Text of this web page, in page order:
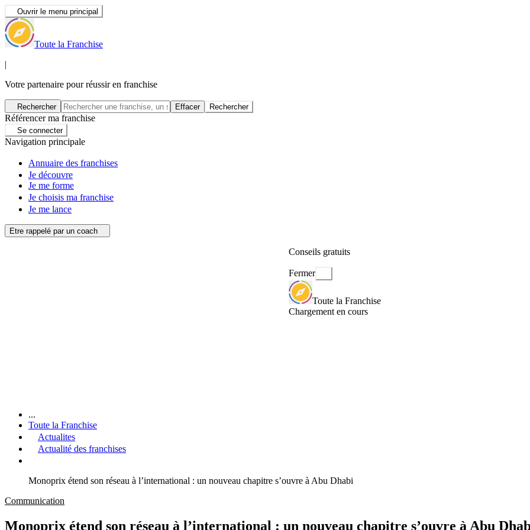
Ouvrir le menu principal
Toute la Franchise
|
Votre partenaire pour réussir en franchise
Rechercher Effacer Rechercher
Référencer ma franchise
Se connecter
Navigation principale
Annuaire des franchises
Je découvre
Je me forme
Je choisis ma franchise
Je me lance
Etre rappelé par un coach
Conseils gratuits
Fermer
Toute la Franchise
Chargement en cours
...
Toute la Franchise
Actualites
Actualité des franchises
Monoprix étend son réseau à l’international : un nouveau chapitre s’ouvre à Abu Dhabi
Communication
Monoprix étend son réseau à l’international : un nouveau chapitre s’ouvre à Abu